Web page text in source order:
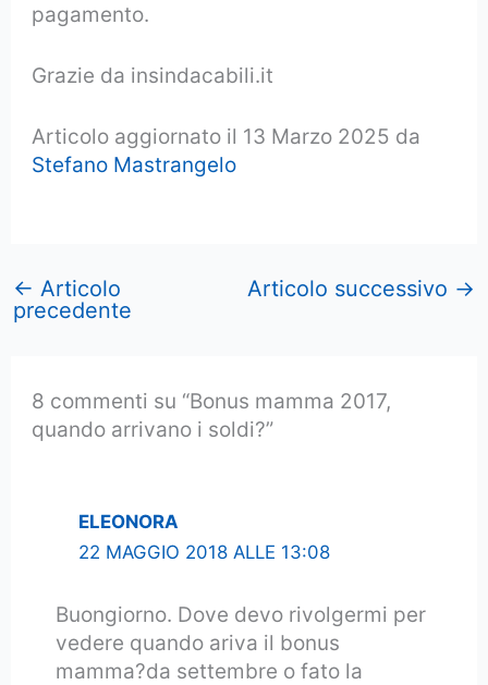
pagamento.
Grazie da insindacabili.it
Articolo aggiornato il 13 Marzo 2025 da
Stefano Mastrangelo
← Articolo
precedente
Articolo successivo →
8 commenti su “Bonus mamma 2017,
quando arrivano i soldi?”
ELEONORA
22 MAGGIO 2018 ALLE 13:08
Buongiorno. Dove devo rivolgermi per
vedere quando ariva il bonus
mamma?da settembre o fato la